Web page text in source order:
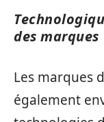
des marques
Les marques
également